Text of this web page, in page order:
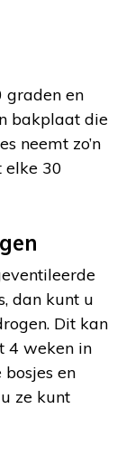
graden en
bakplaat die
neemt zo’n
elke 30
dan kunt u
Dit kan
4 weken in
en
ze kunt